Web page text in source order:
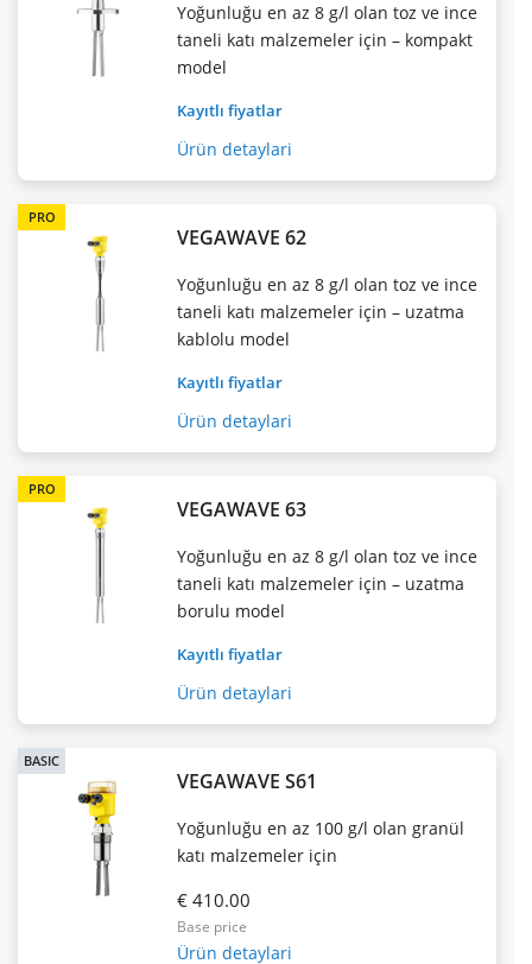
Yoğunluğu en az 8 g/l olan toz ve ince
taneli katı malzemeler için – kompakt
model
Kayıtlı fiyatlar
Ürün detaylari
PRO
VEGAWAVE 62
Yoğunluğu en az 8 g/l olan toz ve ince
taneli katı malzemeler için – uzatma
kablolu model
Kayıtlı fiyatlar
Ürün detaylari
PRO
VEGAWAVE 63
Yoğunluğu en az 8 g/l olan toz ve ince
taneli katı malzemeler için – uzatma
borulu model
Kayıtlı fiyatlar
Ürün detaylari
BASIC
VEGAWAVE S61
Yoğunluğu en az 100 g/l olan granül
katı malzemeler için
€ 410.00
Base price
Ürün detaylari